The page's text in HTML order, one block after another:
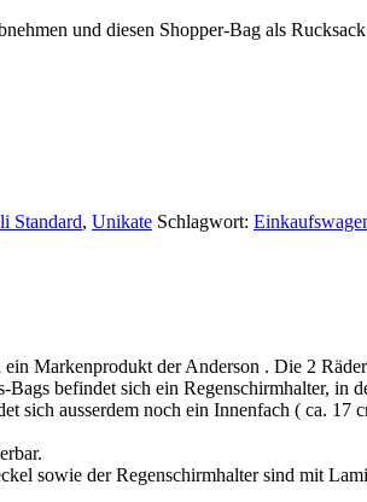
und diesen Shopper-Bag als
Standard, Unikate Schlagwort:
Markenprodukt der Anderson . Die 2
befindet sich ein Regenschirmhalter, in
sich ausserdem noch ein Innenfach ( ca.
sowie der Regenschirmhalter sind mit